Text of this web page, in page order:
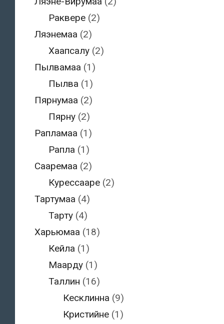
Раквере (2)
Ляэнемаа (2)
Хаапсалу (2)
Пылвамаа (1)
Пылва (1)
Пярнумаа (2)
Пярну (2)
Рапламаа (1)
Рапла (1)
Сааремаа (2)
Курессааре (2)
Тартумаа (4)
Тарту (4)
Харьюмаа (18)
Кейла (1)
Маарду (1)
Таллин (16)
Кесклинна (9)
Кристийне(1)